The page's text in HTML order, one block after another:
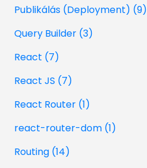
Publikálás (Deployment) (9)
Query Builder (3)
React (7)
React JS (7)
React Router (1)
react-router-dom (1)
Routing (14)